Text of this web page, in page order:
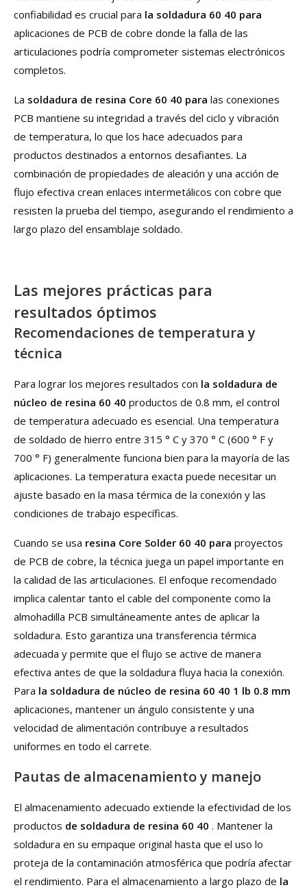
confiabilidad es crucial para la soldadura 60 40 para
aplicaciones de PCB de cobre donde la falla de las
articulaciones podría comprometer sistemas electrónicos
completos.
La soldadura de resina Core 60 40 para las conexiones
PCB mantiene su integridad a través del ciclo y vibración
de temperatura, lo que los hace adecuados para
productos destinados a entornos desafiantes. La
combinación de propiedades de aleación y una acción de
flujo efectiva crean enlaces intermetálicos con cobre que
resisten la prueba del tiempo, asegurando el rendimiento a
largo plazo del ensamblaje soldado.
Las mejores prácticas para
resultados óptimos
Recomendaciones de temperatura y
técnica
Para lograr los mejores resultados con la soldadura de
núcleo de resina 60 40 productos de 0.8 mm, el control
de temperatura adecuado es esencial. Una temperatura
de soldado de hierro entre 315 ° C y 370 ° C (600 ° F y
700 ° F) generalmente funciona bien para la mayoría de las
aplicaciones. La temperatura exacta puede necesitar un
ajuste basado en la masa térmica de la conexión y las
condiciones de trabajo específicas.
Cuando se usa resina Core Solder 60 40 para proyectos
de PCB de cobre, la técnica juega un papel importante en
la calidad de las articulaciones. El enfoque recomendado
implica calentar tanto el cable del componente como la
almohadilla PCB simultáneamente antes de aplicar la
soldadura. Esto garantiza una transferencia térmica
adecuada y permite que el flujo se active de manera
efectiva antes de que la soldadura fluya hacia la conexión.
Para la soldadura de núcleo de resina 60 40 1 lb 0.8 mm
aplicaciones, mantener un ángulo consistente y una
velocidad de alimentación contribuye a resultados
uniformes en todo el carrete.
Pautas de almacenamiento y manejo
El almacenamiento adecuado extiende la efectividad de los
productos de soldadura de resina 60 40 . Mantener la
soldadura en su empaque original hasta que el uso lo
proteja de la contaminación atmosférica que podría afectar
el rendimiento. Para el almacenamiento a largo plazo de la